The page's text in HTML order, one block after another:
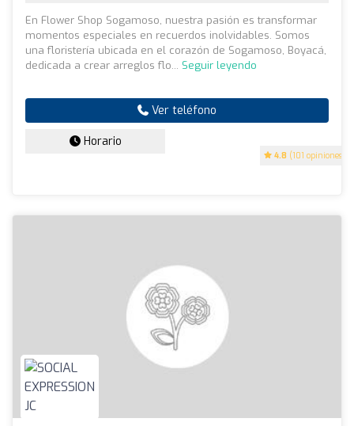
4.8 (101 opiniones)
En Flower Shop Sogamoso, nuestra pasión es transformar
momentos especiales en recuerdos inolvidables. Somos
una floristería ubicada en el corazón de Sogamoso, Boyacá,
dedicada a crear arreglos flo... Seguir leyendo
Ver teléfono
Horario